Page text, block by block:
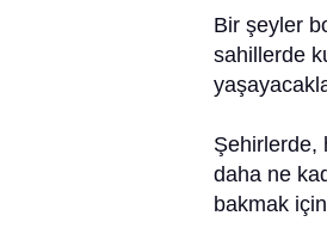
Bir şeyler
sahillerde
Şehirlerde,
daha ne
bakmak